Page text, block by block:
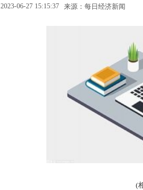
2023-06-27 15:15:37 来源：每日经济新闻
(